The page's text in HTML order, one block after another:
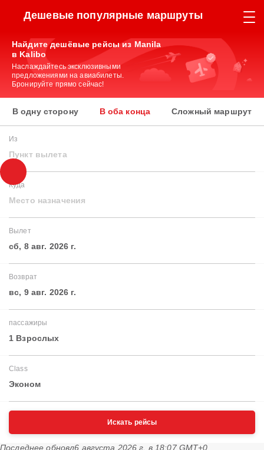
Дешевые популярные маршруты
Найдите дешёвые рейсы из Manila
в Kalibo
Наслаждайтесь эксклюзивными
предложениями на авиабилеты.
Бронируйте прямо сейчас!
В одну сторону В оба конца Сложный маршрут
Из
Пункт вылета
Куда
Место назначения
Вылет
сб, 8 авг. 2026 г.
Возврат
вс, 9 авг. 2026 г.
пассажиры
1 Взрослых
Class
Эконом
Искать рейсы
Последнее обновл6 августа 2026 г. в 18:07 GMT+0